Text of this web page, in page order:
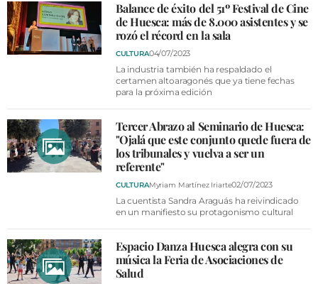
Balance de éxito del 51º Festival de Cine
de Huesca: más de 8.000 asistentes y se
rozó el récord en la sala
CULTURA04/07/2023
La industria también ha respaldado el
certamen altoaragonés que ya tiene fechas
para la próxima edición
Tercer Abrazo al Seminario de Huesca:
"Ojalá que este conjunto quede fuera de
los tribunales y vuelva a ser un
referente"
CULTURAMyriam Martínez Iriarte02/07/2023
La cuentista Sandra Araguás ha reivindicado
en un manifiesto su protagonismo cultural
Espacio Danza Huesca alegra con su
música la Feria de Asociaciones de
Salud